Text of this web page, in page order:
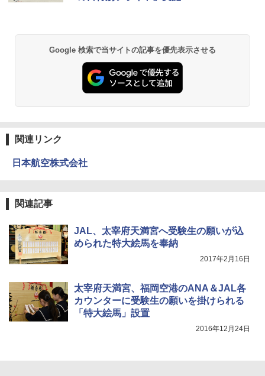
球の歩き方A ヨーロッパ
￥2,479
￥1,540
PYKES PEAK (パイクスピーク) 着替えテン
ト プライバシー テント 【中が透けない】 1
人用 折りたたみ 防災グッズ 災害用トイレ ビ
ーチ ピクニック ポップアップテント 携帯 簡
[キャンパーズコレクション 山善] 傘みたいに
広げるだけ パッとサッとテント ブラックコ
ーティング フルクローズ メッシュ 3-4人用
簡単設置 ポップアップテント エクルベージ
￥8,991
Coleman(コールマン) ツーリングドーム/LD
026リニューアル 急速冷凍 空間倍増 衛生的
コンパクト 保冷力長持ち
￥2,980
DEWEL パラソル 大型 ビーチ アウトドアパ
ラソル ガーデン サイトシート付 折りたたみ
防水 UVカット 4段階高さ調整 軽量 収納袋付
￥6,459
ポインターライト 強力 小型 緑色/赤色/青紫色
Google 検索で当サイトの記事を優先表示させる
関連リンク
日本航空株式会社
関連記事
JAL、太宰府天満宮へ受験生の願いが込
められた特大絵馬を奉納
2017年2月16日
太宰府天満宮、福岡空港のANA＆JAL各
カウンターに受験生の願いを掛けられる
「特大絵馬」設置
2016年12月24日